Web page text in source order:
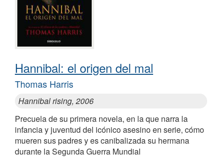
Hannibal: el origen del mal
Thomas Harris
Hannibal rising, 2006
Precuela de su primera novela, en la que narra la
infancia y juventud del icónico asesino en serie, cómo
mueren sus padres y es canibalizada su hermana
durante la Segunda Guerra Mundial